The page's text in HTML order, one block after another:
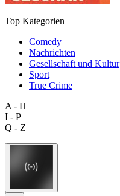
Top Kategorien
Comedy
Nachrichten
Gesellschaft und Kultur
Sport
True Crime
A - H
I - P
Q - Z